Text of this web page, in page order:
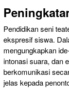
Pendidikan seni
ekspresif siswa.
mengungkapkan
intonasi suara, dan
berkomunikasi
jelas kepada